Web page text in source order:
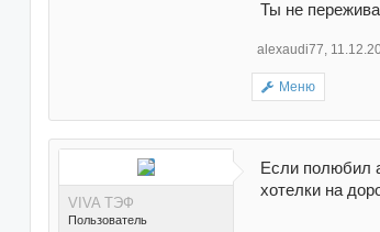
Ты не
alexaudi77,
Меню
VIVA ТЭФ
Пользователь
Если полюбил
хотелки на